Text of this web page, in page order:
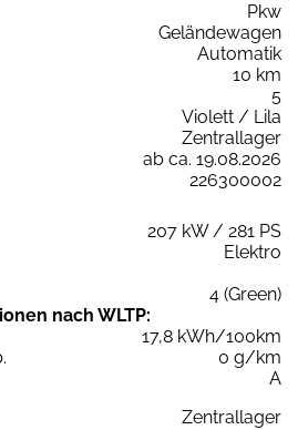
Pkw
Geländewagen
Automatik
10 km
5
Violett / Lila
Zentrallager
ab ca. 19.08.2026
226300002
207 kW / 281 PS
Elektro
4 (Green)
nach WLTP:
17,8 kWh/100km
0 g/km
A
Zentrallager